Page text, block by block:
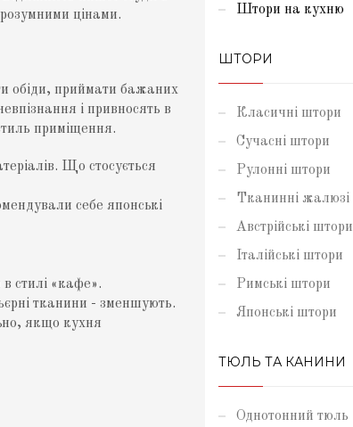
цінами.
обіди, приймати бажаних
і привносять в
приміщення.
Що стосується
себе японські
стилі «кафе».
тканини - зменшують.
якщо кухня
Штори на кухню
ШТОРИ
Класичні штори
Сучасні штори
Рулонні штори
Тканинні жалюзі
Австрійські штори
Італійські штори
Римські штори
Японські штори
ТЮЛЬ ТА КАНИНИ
Однотонний тюль